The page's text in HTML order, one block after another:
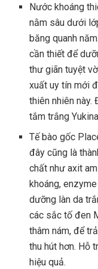
Nước khoáng
nằm sâu dưới
băng quanh
cần thiết để
thư giãn tuyệt
xuất uy tín mới
thiên nhiên
tắm trắng
Tế bào gốc
đây cũng là
chất như axit
khoáng,
dưỡng làn da
các sắc tố đen
thâm nám, để
thu hút hơn. Hỗ
hiệu quả.